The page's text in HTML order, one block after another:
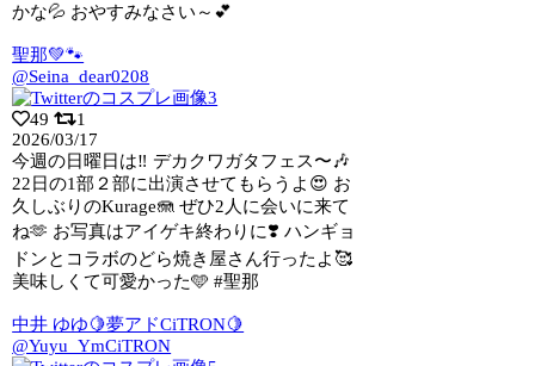
かな💦 おやすみなさい～💕
聖那💚🐾
@Seina_dear0208
49
1
2026/03/17
今週の日曜日は‼️ デカクワガタフェス〜🎶
22日の1部２部に出演させてもらうよ 😍 お
久しぶりのKurage🪼 ぜひ2人に会いに来て
ね🫶 お写真はアイゲキ終わりに❣️ ハンギョ
ドンとコラボのどら焼き屋さん行ったよ🥰
美味しくて可愛かった🩵 #聖那
中井 ゆゆ🍋夢アドCiTRON🍋
@Yuyu_YmCiTRON